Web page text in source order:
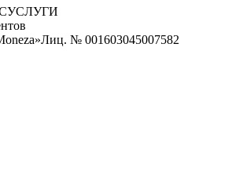
Лиц. № 001603045007582